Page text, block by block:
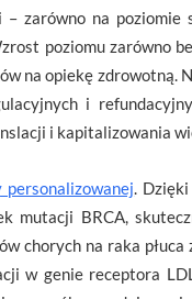
– zarówno na
poziomu zarówno
na opiekę zdrowotną.
i
i kapitalizowania
personalizowanej.
mutacji BRCA,
chorych na raka płuca
w genie receptora